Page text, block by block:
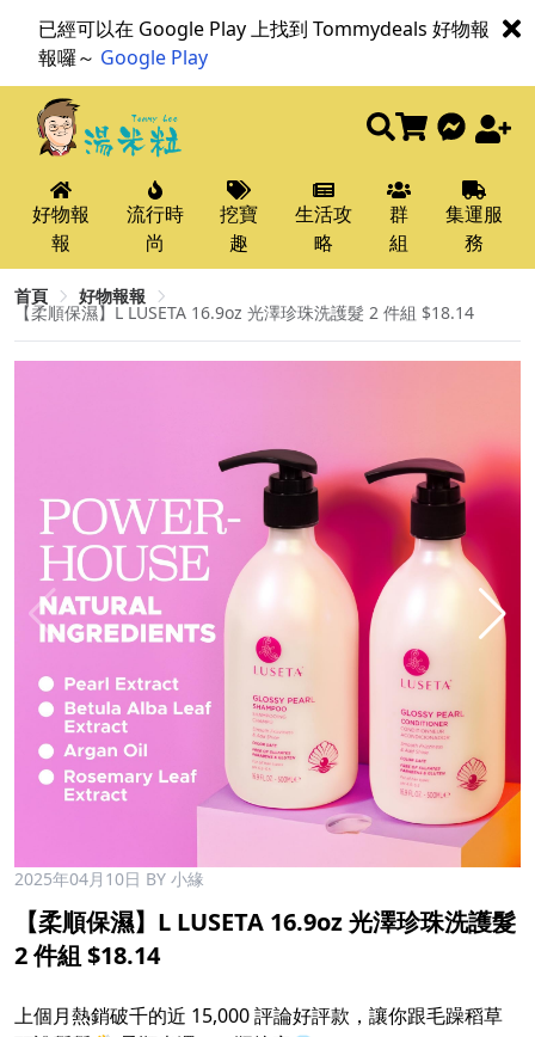
已經可以在 Google Play 上找到 Tommydeals 好物報
報囉～ Google Play
好物報
報
流行時
尚
挖寶
趣
生活攻
略
群
組
集運服
務
首頁 好物報報
【柔順保濕】L LUSETA 16.9oz 光澤珍珠洗護髮 2 件組 $18.14
2025年04月10日 BY 小緣
【柔順保濕】L LUSETA 16.9oz 光澤珍珠洗護髮
2 件組 $18.14
上個月熱銷破千的近 15,000 評論好評款，讓你跟毛躁稻草